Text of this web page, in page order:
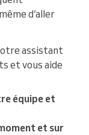
d’aller
assistant
et vous aide
équipe et
et sur